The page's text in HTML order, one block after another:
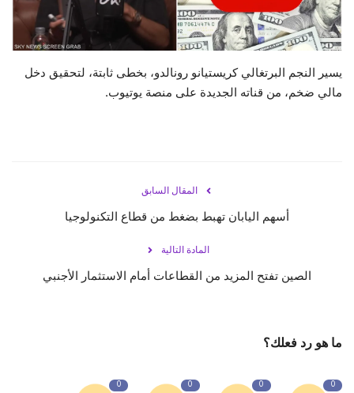
حياة
يسير النجم البرتغالي كريستيانو رونالدو، بخطى ثابتة، لتحقيق دخل
مالي ضخم، من قناته الجديدة على منصة يوتيوب.
المقال السابق
أسهم اليابان تهبط بضغط من قطاع التكنولوجيا
المادة التالية
الصين تفتح المزيد من القطاعات أمام الاستثمار الأجنبي
ما هو رد فعلك؟
0
0
0
0